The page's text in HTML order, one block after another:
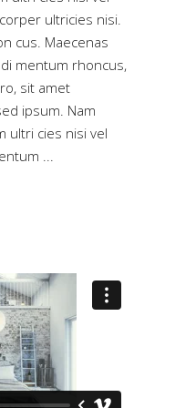
ultricies nisi.
cus. Maecenas
mentum rhoncus,
sit amet
ipsum. Nam
ultri cies nisi vel